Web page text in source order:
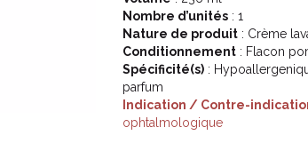
Nombre d’unités : 1
Nature de produit : Crème
Conditionnement : Flacon
Spécificité(s) :
parfum
Indication / Contre-
ophtalmologique